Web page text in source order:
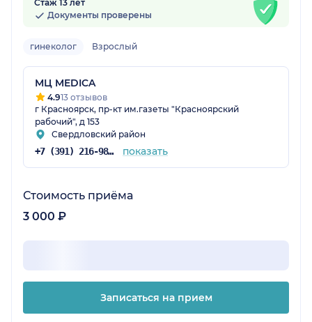
Стаж 13 лет
Документы проверены
гинеколог Взрослый
МЦ MEDICA
4.913 отзывов
г Красноярск, пр-кт им.газеты "Красноярский
рабочий", д 153
Свердловский район
+7 (391) 216-98-62 показать
Стоимость приёма
3 000 ₽
Записаться на прием